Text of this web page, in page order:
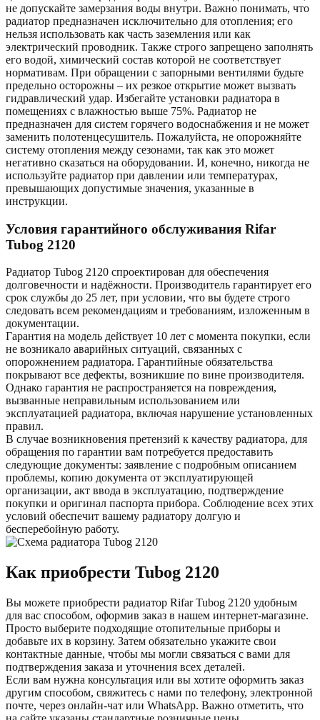
не допускайте замерзания воды внутри. Важно понимать, что
радиатор предназначен исключительно для отопления; его
нельзя использовать как часть заземления или как
электрический проводник. Также строго запрещено заполнять
его водой, химический состав которой не соответствует
нормативам. При обращении с запорными вентилями будьте
предельно осторожны – их резкое открытие может вызвать
гидравлический удар. Избегайте установки радиатора в
помещениях с влажностью выше 75%. Радиатор не
предназначен для систем горячего водоснабжения и не может
заменить полотенцесушитель. Пожалуйста, не опорожняйте
систему отопления между сезонами, так как это может
негативно сказаться на оборудовании. И, конечно, никогда не
используйте радиатор при давлении или температурах,
превышающих допустимые значения, указанные в
инструкции.
Условия гарантийного обслуживания Rifar
Tubog 2120
Радиатор Tubog 2120 спроектирован для обеспечения
долговечности и надёжности. Производитель гарантирует его
срок службы до 25 лет, при условии, что вы будете строго
следовать всем рекомендациям и требованиям, изложенным в
документации.
Гарантия на модель действует 10 лет с момента покупки, если
не возникало аварийных ситуаций, связанных с
опорожнением радиатора. Гарантийные обязательства
покрывают все дефекты, возникшие по вине производителя.
Однако гарантия не распространяется на повреждения,
вызванные неправильным использованием или
эксплуатацией радиатора, включая нарушение установленных
правил.
В случае возникновения претензий к качеству радиатора, для
обращения по гарантии вам потребуется предоставить
следующие документы: заявление с подробным описанием
проблемы, копию документа от эксплуатирующей
организации, акт ввода в эксплуатацию, подтверждение
покупки и оригинал паспорта прибора. Соблюдение всех этих
условий обеспечит вашему радиатору долгую и
бесперебойную работу.
Как приобрести Tubog 2120
Вы можете приобрести радиатор Rifar Tubog 2120 удобным
для вас способом, оформив заказ в нашем интернет-магазине.
Просто выберите подходящие отопительные приборы и
добавьте их в корзину. Затем обязательно укажите свои
контактные данные, чтобы мы могли связаться с вами для
подтверждения заказа и уточнения всех деталей.
Если вам нужна консультация или вы хотите оформить заказ
другим способом, свяжитесь с нами по телефону, электронной
почте, через онлайн-чат или WhatsApp. Важно отметить, что